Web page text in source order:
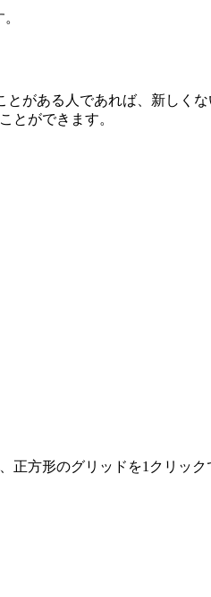
とがある人であれば、新し
とができます。
方形のグリッドを1クリック